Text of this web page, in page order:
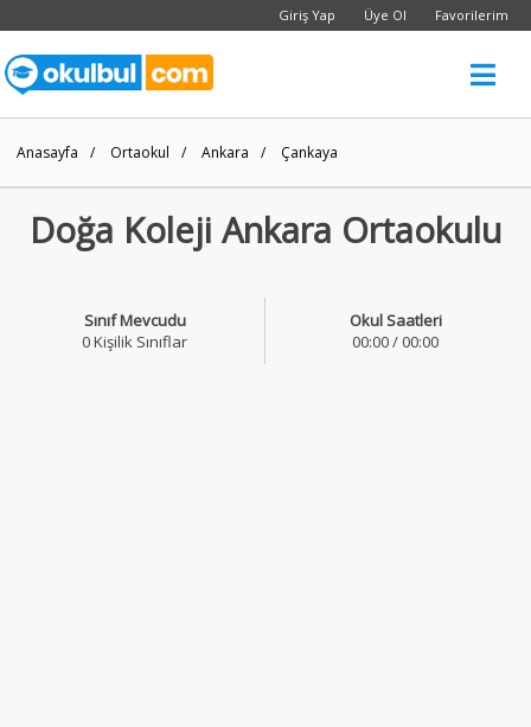
Giriş Yap Üye Ol Favorilerim
Anasayfa / Ortaokul / Ankara / Çankaya
Doğa Koleji Ankara Ortaokulu
Sınıf Mevcudu
0 Kişilik Sınıflar
Okul Saatleri
00:00 / 00:00